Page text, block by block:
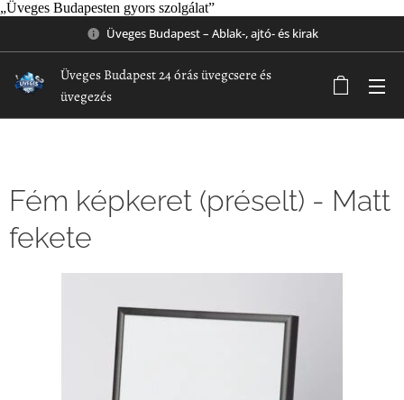
„Üveges Budapesten gyors szolgálat”
Üveges Budapest – Ablak-, ajtó- és kirak
Üveges Budapest 24 órás üvegcsere és
üvegezés
Fém képkeret (préselt) - Matt
fekete